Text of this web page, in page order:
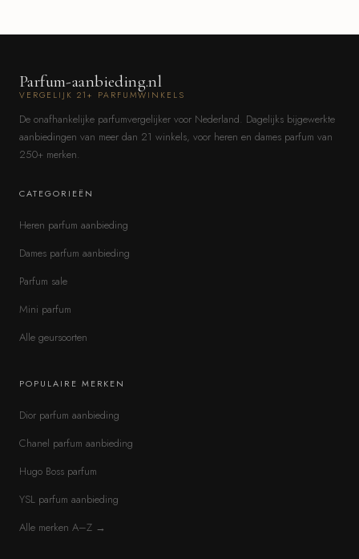
Parfum-aanbieding.nl
VERGELIJK 21+ PARFUMWINKELS
De onafhankelijke parfumvergelijker voor Nederland. Dagelijks bijgewerkte
aanbiedingen van meer dan 21 winkels, voor heren en dames parfum van
250+ merken.
CATEGORIEËN
Heren parfum aanbieding
Dames parfum aanbieding
Parfum sale
Mini parfum
Alle geursoorten
POPULAIRE MERKEN
Dior parfum aanbieding
Chanel parfum aanbieding
Hugo Boss parfum
YSL parfum aanbieding
Alle merken A–Z →